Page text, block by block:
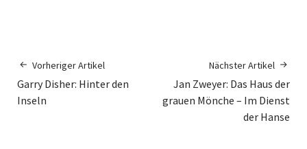
Vorheriger Artikel
Garry Disher: Hinter den
Inseln
Nächster Artikel
Jan Zweyer: Das Haus der
grauen Mönche – Im Dienst
der Hanse